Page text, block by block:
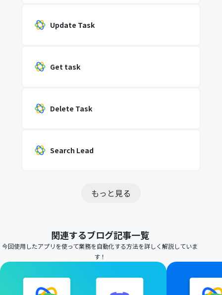
Update Task
Get task
Delete Task
Search Lead
もっと見る
関連するブログ記事一覧
今回使用したアプリを使って業務を自動化する方法を詳しく解説していま
す！